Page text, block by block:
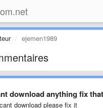
ejemen1989
download anything fix
download please fix it